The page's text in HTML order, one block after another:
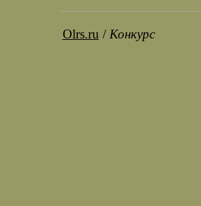
Olrs.ru / Конкурс